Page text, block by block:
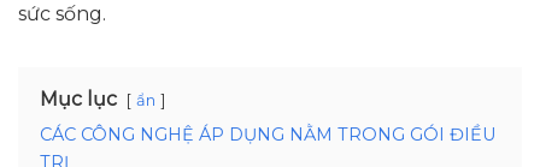
sức sống.
Mục lục ẩn
CÁC CÔNG NGHỆ ÁP DỤNG NẰM TRONG GÓI ĐIỀU
TRỊ